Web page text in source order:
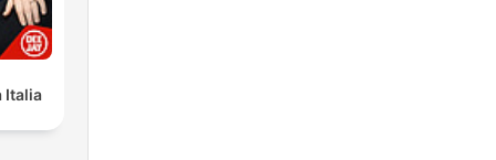
Italia